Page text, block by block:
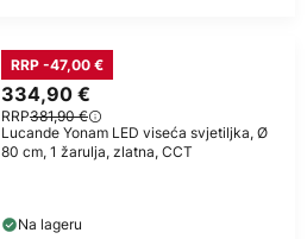
334,90 €
RRP381,90 €
RRP -47,00 €
Lucande Yonam LED viseća svjetiljka, Ø
80 cm, 1 žarulja, zlatna, CCT
Na lageru